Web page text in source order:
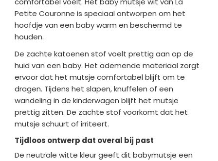
Petite Couronne is speciaal ontworpen om het
hoofdje van een baby warm en beschermd te
houden.
De zachte katoenen stof voelt prettig aan op de
huid van een baby. Het ademende materiaal zorgt
ervoor dat het mutsje comfortabel blijft om te
dragen. Tijdens het slapen, knuffelen of een
wandeling in de kinderwagen blijft het mutsje
prettig zitten. De zachte stof voorkomt dat het
mutsje schuurt of irriteert.
Tijdloos ontwerp dat overal bij past
De neutrale witte kleur geeft dit babymutsje een